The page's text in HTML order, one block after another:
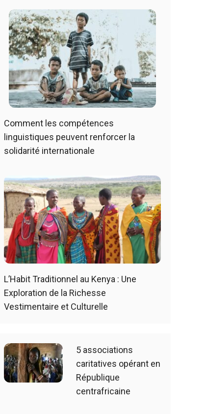
Comment les compétences
linguistiques peuvent renforcer la
solidarité internationale
L’Habit Traditionnel au Kenya : Une
Exploration de la Richesse
Vestimentaire et Culturelle
5 associations
caritatives opérant en
République
centrafricaine